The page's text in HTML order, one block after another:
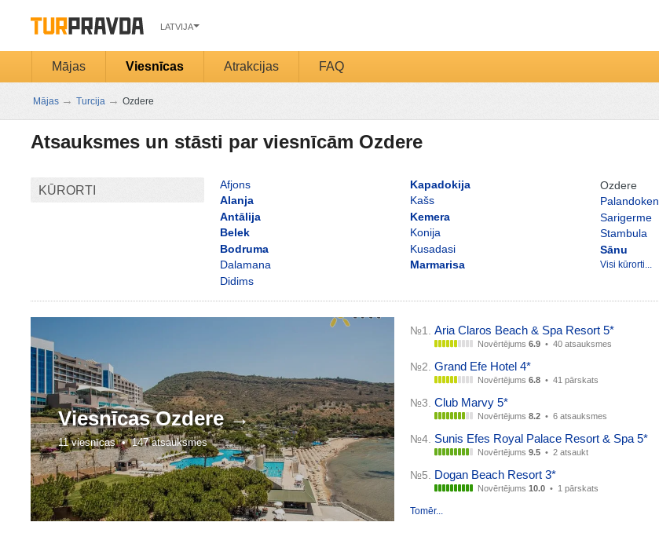
LATVIJA
Mājas Viesnīcas Atrakcijas FAQ
Mājas → Turcija → Ozdere
Atsauksmes un stāsti par viesnīcām Ozdere
KŪRORTI
Afjons
Alanja
Antālija
Belek
Bodruma
Dalamana
Didims
Kapadokija
Kašs
Kemera
Konija
Kusadasi
Marmarisa
Ozdere
Palandoken
Sarigerme
Stambula
Sānu
Visi kūrorti...
ViesnīcasOzdere →
11 viesnīcas •147 atsauksmes
№1. Aria Claros Beach & Spa Resort 5*
Novērtējums 6.9 • 40 atsauksmes
№2. Grand Efe Hotel 4*
Novērtējums 6.8 • 41 pārskats
№3. Club Marvy 5*
Novērtējums 8.2 • 6 atsauksmes
№4. Sunis Efes Royal Palace Resort & Spa 5*
Novērtējums 9.5 • 2 atsaukt
№5. Dogan Beach Resort 3*
Novērtējums 10.0 • 1 pārskats
Tomēr...